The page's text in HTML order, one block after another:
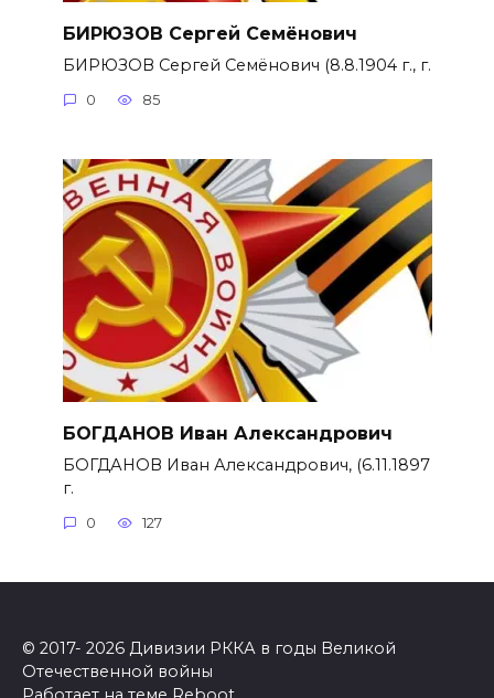
БИРЮЗОВ Сергей Семёнович
БИРЮЗОВ Сергей Семёнович (8.8.1904 г., г.
0 85
БОГДАНОВ Иван Александрович
БОГДАНОВ Иван Александрович, (6.11.1897
г.
0 127
© 2017- 2026 Дивизии РККА в годы Великой
Отечественной войны